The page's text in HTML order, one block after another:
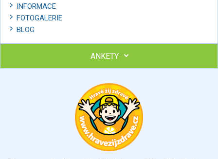
INFORMACE
FOTOGALERIE
BLOG
ANKETY